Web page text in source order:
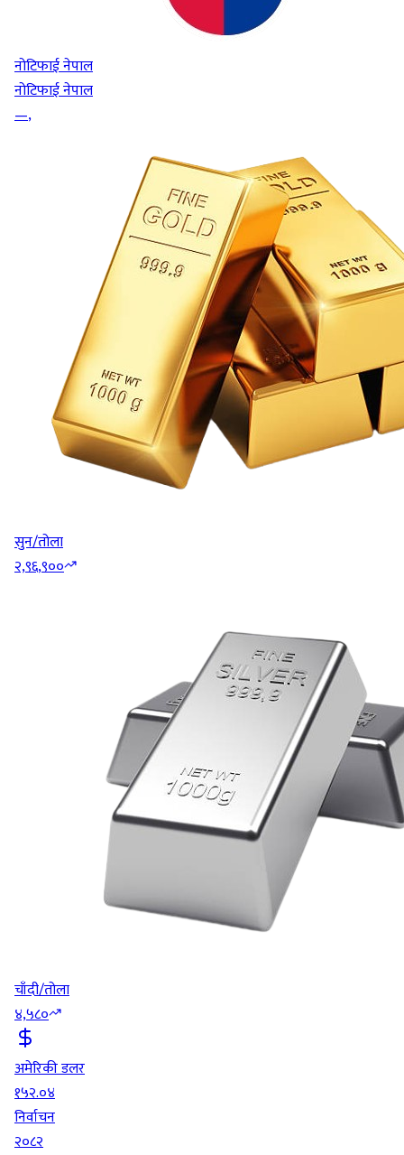
नोटिफाई नेपाल
नोटिफाई नेपाल
—,
सुन/तोला
२,९६,९००
चाँदी/तोला
४,५८०
अमेरिकी डलर
१५२.०४
निर्वाचन
२०८२